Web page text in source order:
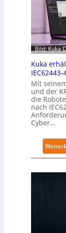
Bild: Kuka
Kuka
IEC62443-
Mit
und der
die
nach
Cyber…